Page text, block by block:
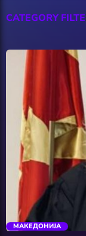
CATEGORY
Hobby
Software
Wellness
АвтоКлуб
Балкан
МАКЕДОНИЈА